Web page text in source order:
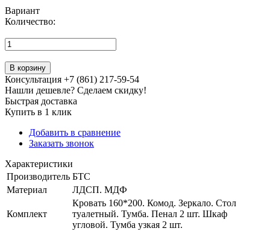
Вариант
Количество:
В корзину
Консультация +7 (861) 217-59-54
Нашли дешевле? Сделаем скидку!
Быстрая доставка
Купить в 1 клик
Добавить в сравнение
Заказать звонок
Характеристики
Производитель БТС
Материал
ЛДСП. МДФ
Комплект
Кровать 160*200. Комод. Зеркало. Стол
туалетный. Тумба. Пенал 2 шт. Шкаф
угловой. Тумба узкая 2 шт.